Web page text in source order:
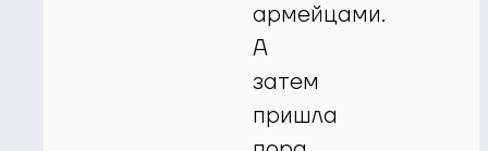
армейцами.
А
затем
пришла